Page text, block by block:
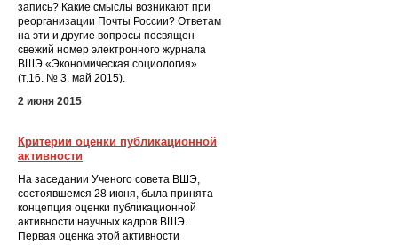
запись? Какие смыслы возникают при
реорганизации Почты России? Ответам
на эти и другие вопросы посвящен
свежий номер электронного журнала
ВШЭ «Экономическая социология»
(т.16. № 3. май 2015).
2 июня 2015
Критерии оценки публикационной
активности
На заседании Ученого совета ВШЭ,
состоявшемся 28 июня, была принята
концепция оценки публикационной
активности научных кадров ВШЭ.
Первая оценка этой активности